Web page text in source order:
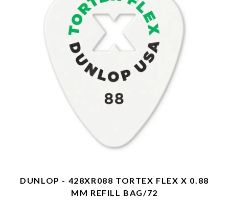
DUNLOP - 428XR088 TORTEX FLEX X 0.88
MM REFILL BAG/72